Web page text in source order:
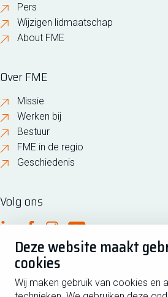
Deze website maakt
cookies
Wij maken gebruik van cookies en
Pers
Wijzigen lidmaatschap
About FME
Over FME
Missie
Werken bij
Bestuur
FME in de regio
Geschiedenis
Volg ons